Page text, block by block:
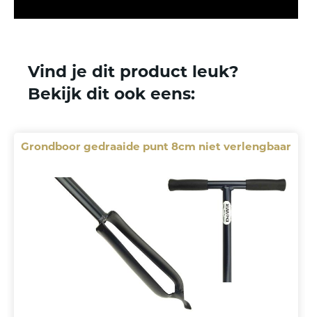
Vind je dit product leuk?
Bekijk dit ook eens:
Grondboor gedraaide punt 8cm niet verlengbaar